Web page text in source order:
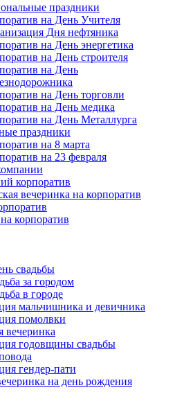
праздники
на День Учителя
Дня нефтяника
на День энергетика
на День строителя
на День
на День торговли
на День медика
на День Металлурга
праздники
на 8 марта
на 23 февраля
корпоратив
вечеринка на корпоратив
корпоратив
свадьбы
за городом
в городе
мальчишника и девичника
помолвки
вечеринка
годовщины свадьбы
гендер-пати
на день рождения